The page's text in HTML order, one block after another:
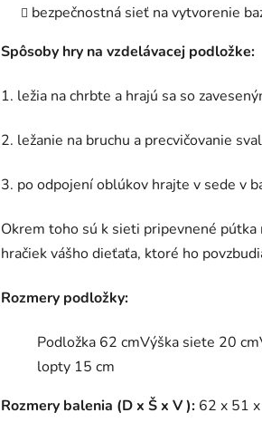
bezpečnostná sieť na vytvorenie
Spôsoby hry na vzdelávacej podložke:
1. ležia na chrbte a hrajú sa so
2. ležanie na bruchu a precvičovanie
3. po odpojení oblúkov hrajte v sede v
Okrem toho sú k sieti pripevnené
hračiek vášho dieťaťa, ktoré ho
Rozmery podložky:
Podložka 62 cmVýška siete 20
lopty 15 cm
Rozmery balenia (D x Š x V ): 62 x 51